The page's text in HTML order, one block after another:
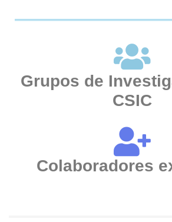
Grupos de
CSIC
Colaboradores